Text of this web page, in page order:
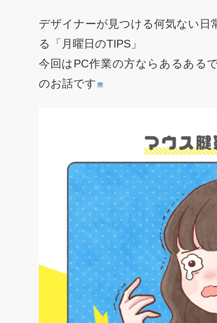
デザイナーが見つける何気ない日
る「月曜日のTIPS」
今回はPC作業の方ならあるある
のお話です